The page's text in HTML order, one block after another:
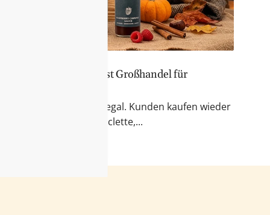
Sortiment – Feinkost Großhandel für
Blick auf das Feinkostregal. Kunden kaufen wieder
für Käseabende, Raclette,...